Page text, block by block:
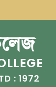
: 1972